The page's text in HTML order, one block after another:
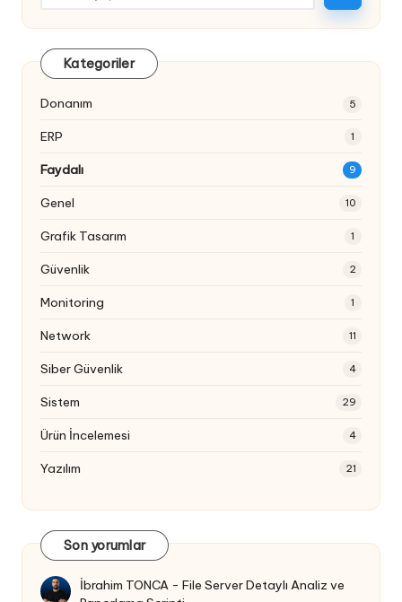
Kategoriler
Donanım 5
ERP 1
Faydalı 9
Genel 10
Grafik Tasarım 1
Güvenlik 2
Monitoring 1
Network 11
Siber Güvenlik 4
Sistem 29
Ürün İncelemesi 4
Yazılım 21
Son yorumlar
İbrahim TONCA -File Server Detaylı Analiz ve